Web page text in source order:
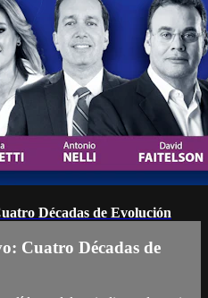
Décadas de Evolución
Cuatro Décadas de